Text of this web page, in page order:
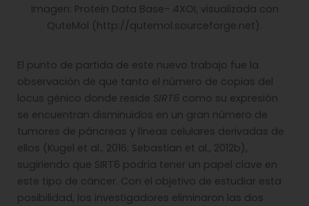
Imagen: Protein Data Base- 4XOI, visualizada con
QuteMol (http://qutemol.sourceforge.net).
El punto de partida de este nuevo trabajo fue la
observación de que tanto el número de copias del
locus génico donde reside SIRT6 como su expresión
se encuentran disminuidos en un gran número de
tumores de páncreas y líneas celulares derivadas de
ellos (Kugel et al., 2016; Sebastian et al., 2012b),
sugiriendo que SIRT6 podría tener un papel clave en
este tipo de cáncer. Con el objetivo de estudiar esta
posibilidad, los investigadores eliminaron las dos